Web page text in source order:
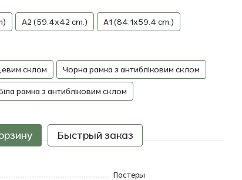
A2 (59.4x42 cm.) A1 (84.1x59.4 cm.)
склом Чорна рамка з антибліковим склом
рамка з антибліковим склом
Быстрый заказ
Постеры